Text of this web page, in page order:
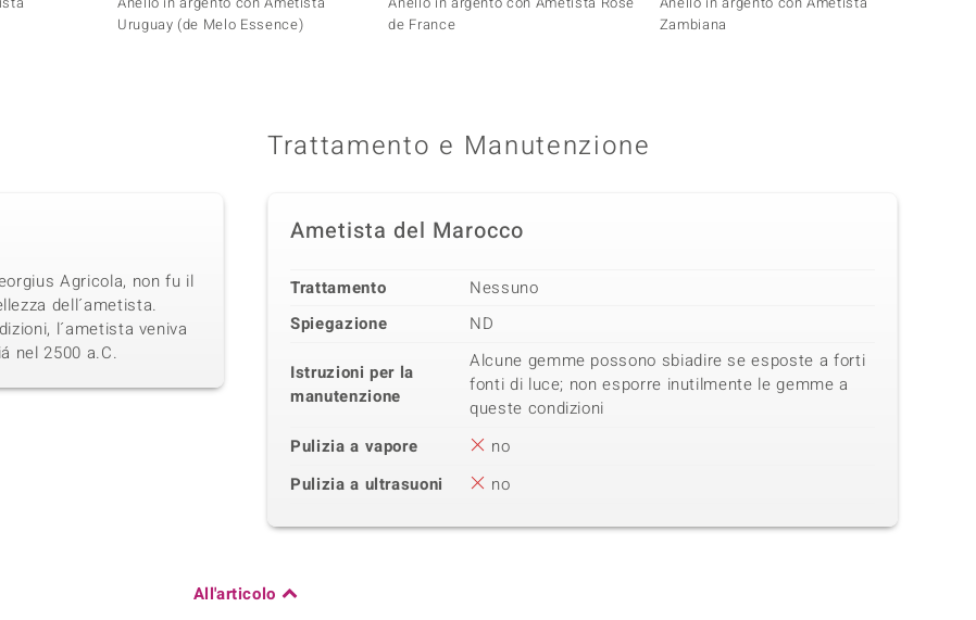
Uruguay (de Melo Essence)
de France
Zambiana
Agricola, non fu il
dell´ametista.
l´ametista veniva
nel 2500 a.C.
Trattamento e Manutenzione
Ametista del Marocco
Trattamento
Nessuno
Spiegazione
ND
Istruzioni per la
manutenzione
Alcune gemme possono sbiadire se esposte a forti
fonti di luce; non esporre inutilmente le gemme a
queste condizioni
Pulizia a vapore
no
Pulizia a ultrasuoni
no
All'articolo